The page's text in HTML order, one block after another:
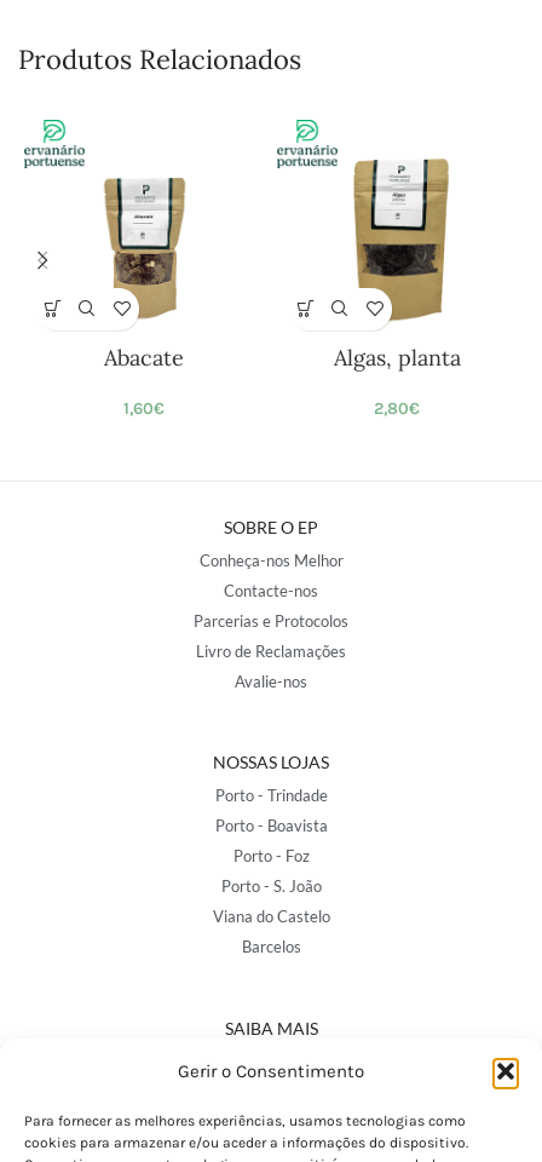
Gerir o Consentimento
Para fornecer as melhores experiências, usamos tecnologias como
cookies para armazenar e/ou aceder a informações do dispositivo.
Produtos Relacionados
Abacate
1,60€
Algas, planta
2,80€
SOBRE O EP
Conheça-nos Melhor
Contacte-nos
Parcerias e Protocolos
Livro de Reclamações
Avalie-nos
NOSSAS LOJAS
Porto - Trindade
Porto - Boavista
Porto - Foz
Porto - S. João
Viana do Castelo
Barcelos
SAIBA MAIS
Política de Privacidade
Termos e Condições
Perguntas Frequentes